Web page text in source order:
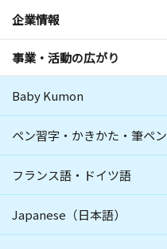
企業情報
事業・活動の広がり
Baby Kumon
ペン習字・かきかた・筆ペ
フランス語・ドイツ語
Japanese（日本語）